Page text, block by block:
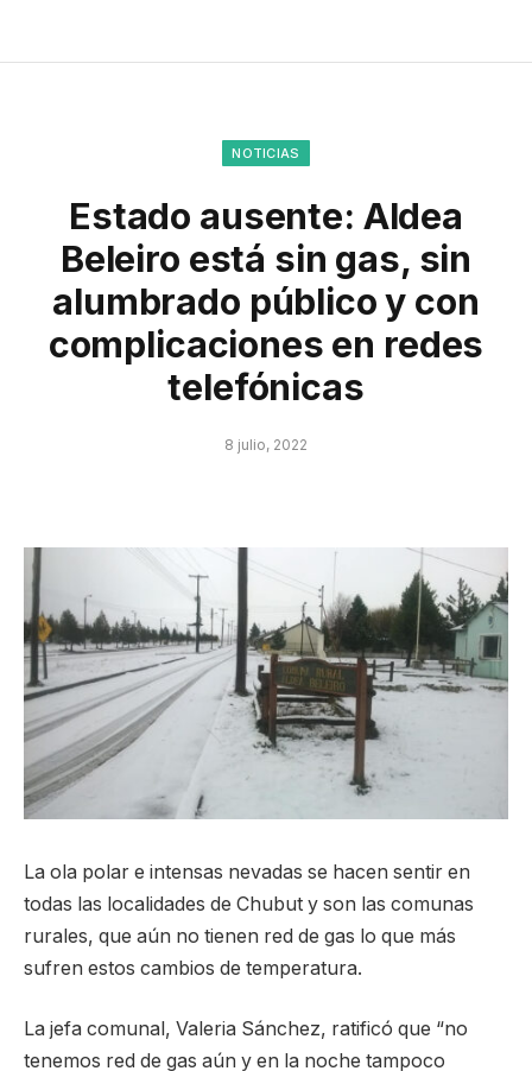
NOTICIAS
Estado ausente: Aldea
Beleiro está sin gas, sin
alumbrado público y con
complicaciones en redes
telefónicas
8 julio, 2022
La ola polar e intensas nevadas se hacen sentir en
todas las localidades de Chubut y son las comunas
rurales, que aún no tienen red de gas lo que más
sufren estos cambios de temperatura.
La jefa comunal, Valeria Sánchez, ratificó que “no
tenemos red de gas aún y en la noche tampoco